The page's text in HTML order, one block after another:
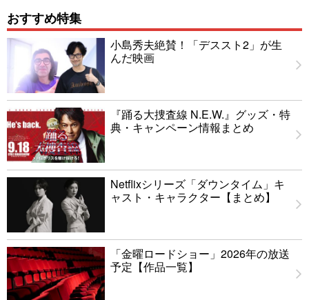
おすすめ特集
小島秀夫絶賛！「デススト2」が生
んだ映画
『踊る大捜査線 N.E.W.』グッズ・特
典・キャンペーン情報まとめ
Netflixシリーズ「ダウンタイム」キ
ャスト・キャラクター【まとめ】
「金曜ロードショー」2026年の放送
予定【作品一覧】